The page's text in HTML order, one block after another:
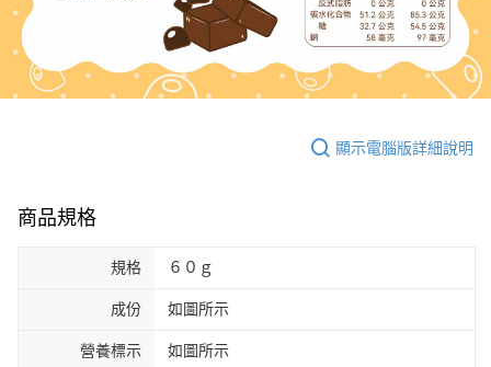
顯示電腦版詳細說明
商品規格
規格 ６０ｇ
成份 如圖所示
營養標示 如圖所示